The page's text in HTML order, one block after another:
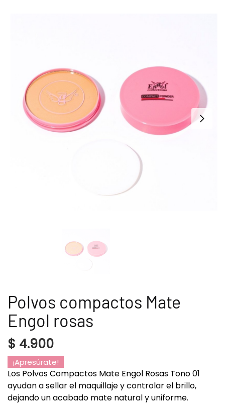
Polvos compactos Mate
Engol rosas
$ 4.900
¡Apresúrate!
Los Polvos Compactos Mate Engol Rosas Tono 01
ayudan a sellar el maquillaje y controlar el brillo,
dejando un acabado mate natural y uniforme.